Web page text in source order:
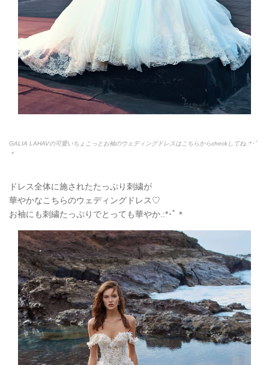
GALIA LAHAVの可愛いちょこっとお袖のウェディングドレスはこちらからcheckしてね.:*･ﾟ
＊
ドレス全体に施されたたっぷり刺繍が
華やかなこちらのウェディングドレス♡
お袖にも刺繍たっぷりでとっても華やか.:*･ﾟ＊